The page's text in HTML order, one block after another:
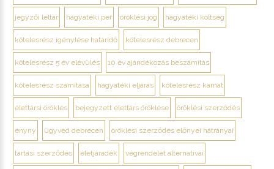
jegyzői leltár hagyatéki per öröklési jog hagyatéki költség
kötelesrész igénylése határidő kötelesrész debrecen
kötelesrész 5 év elévülés 10 év ajándékozás beszámítás
kötelesrész számítása hagyatéki eljárás kötelesrész kamat
élettársi öröklés bejegyzett élettárs öröklése öröklési szerződés
ényny ügyvéd debrecen öröklési szerződés előnyei hátrányai
tartási szerződés életjáradék végrendelet alternatívái